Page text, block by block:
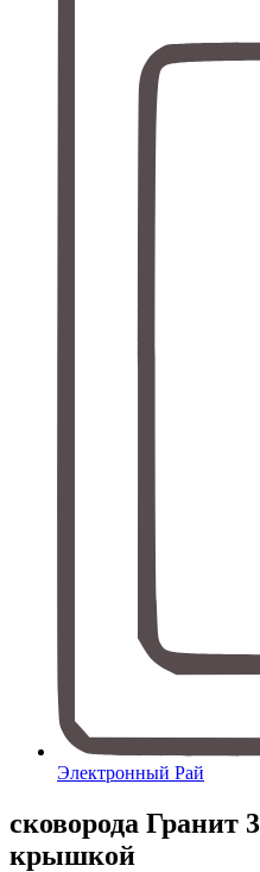
Электронный Рай
сковорода Гранит
крышкой